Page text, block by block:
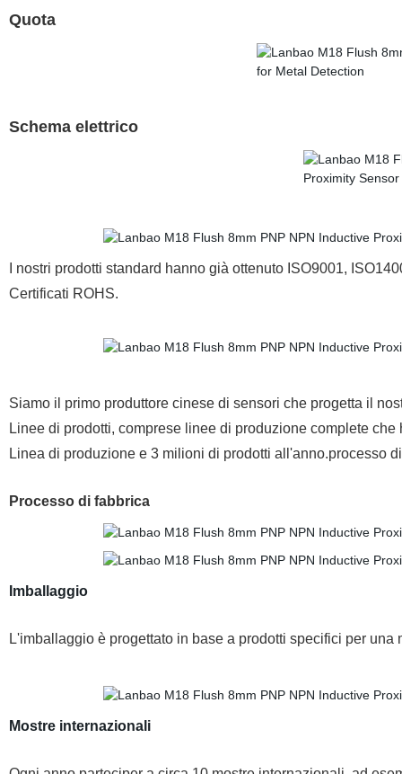
Quota
Schema elettrico
I nostri prodotti standard hanno già ottenuto ISO9001,
Certificati ROHS.
Siamo il primo produttore cinese di sensori che progetta il
Linee di prodotti, comprese linee di produzione complete
Linea di produzione e 3 milioni di prodotti all'anno.processo
Processo di fabbrica
Imballaggio
L'imballaggio è progettato in base a prodotti specifici per una
Mostre internazionali